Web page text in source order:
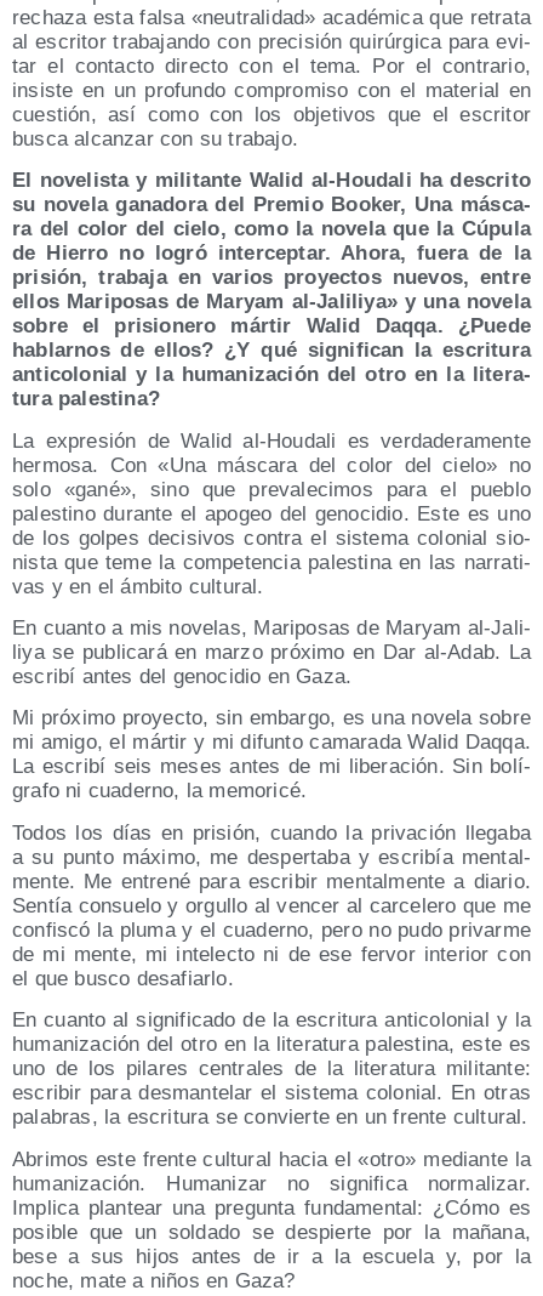
recha­za esta fal­sa «neu­tra­li­dad» aca­dé­mi­ca que retra­ta
al escri­tor tra­ba­jan­do con pre­ci­sión qui­rúr­gi­ca para evi­
tar el con­tac­to direc­to con el tema. Por el con­tra­rio,
insis­te en un pro­fun­do com­pro­mi­so con el mate­rial en
cues­tión, así como con los obje­ti­vos que el escri­tor
bus­ca alcan­zar con su trabajo.
El nove­lis­ta y mili­tan­te Walid al-Hou­da­li ha des­cri­to
su nove­la gana­do­ra del Pre­mio Boo­ker, Una más­ca­
ra del color del cie­lo, como la nove­la que la Cúpu­la
de Hie­rro no logró inter­cep­tar. Aho­ra, fue­ra de la
pri­sión, tra­ba­ja en varios pro­yec­tos nue­vos, entre
ellos Mari­po­sas de Mar­yam al-Jali­li­ya» y una nove­la
sobre el pri­sio­ne­ro már­tir Walid Daq­qa. ¿Pue­de
hablar­nos de ellos? ¿Y qué sig­ni­fi­can la escri­tu­ra
anti­co­lo­nial y la huma­ni­za­ción del otro en la lite­ra­
tu­ra palestina?
La expre­sión de Walid al-Hou­da­li es ver­da­de­ra­men­te
her­mo­sa. Con «Una más­ca­ra del color del cie­lo» no
solo «gané», sino que pre­va­le­ci­mos para el pue­blo
pales­tino duran­te el apo­geo del geno­ci­dio. Este es uno
de los gol­pes deci­si­vos con­tra el sis­te­ma colo­nial sio­
nis­ta que teme la com­pe­ten­cia pales­ti­na en las narra­ti­
vas y en el ámbi­to cultural.
En cuan­to a mis nove­las, Mari­po­sas de Mar­yam al-Jali­
li­ya se publi­ca­rá en mar­zo pró­xi­mo en Dar al-Adab. La
escri­bí antes del geno­ci­dio en Gaza.
Mi pró­xi­mo pro­yec­to, sin embar­go, es una nove­la sobre
mi ami­go, el már­tir y mi difun­to cama­ra­da Walid Daq­qa.
La escri­bí seis meses antes de mi libe­ra­ción. Sin bolí­
gra­fo ni cua­derno, la memoricé.
Todos los días en pri­sión, cuan­do la pri­va­ción lle­ga­ba
a su pun­to máxi­mo, me des­per­ta­ba y escri­bía men­tal­
men­te. Me entre­né para escri­bir men­tal­men­te a dia­rio.
Sen­tía con­sue­lo y orgu­llo al ven­cer al car­ce­le­ro que me
con­fis­có la plu­ma y el cua­derno, pero no pudo pri­var­me
de mi men­te, mi inte­lec­to ni de ese fer­vor inte­rior con
el que bus­co desafiarlo.
En cuan­to al sig­ni­fi­ca­do de la escri­tu­ra anti­co­lo­nial y la
huma­ni­za­ción del otro en la lite­ra­tu­ra pales­ti­na, este es
uno de los pila­res cen­tra­les de la lite­ra­tu­ra mili­tan­te:
escri­bir para des­man­te­lar el sis­te­ma colo­nial. En otras
pala­bras, la escri­tu­ra se con­vier­te en un fren­te cultural.
Abri­mos este fren­te cul­tu­ral hacia el «otro» median­te la
huma­ni­za­ción. Huma­ni­zar no sig­ni­fi­ca nor­ma­li­zar.
Impli­ca plan­tear una pre­gun­ta fun­da­men­tal: ¿Cómo es
posi­ble que un sol­da­do se des­pier­te por la maña­na,
bese a sus hijos antes de ir a la escue­la y, por la
noche, mate a niños en Gaza?